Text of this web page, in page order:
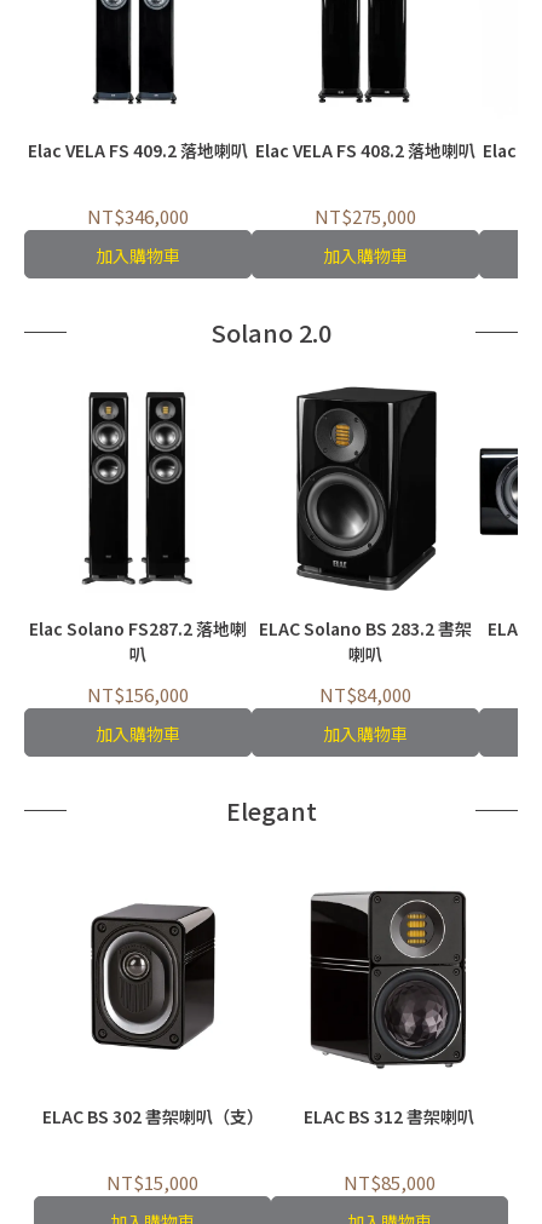
Elac VELA FS 409.2 落地喇叭
NT$346,000
加入購物車
Elac VELA FS 408.2 落地喇叭
NT$275,000
加入購物車
Elac
Solano 2.0
Elac Solano FS287.2 落地喇
叭
NT$156,000
加入購物車
ELAC Solano BS 283.2 書架
喇叭
NT$84,000
加入購物車
ELAC
Elegant
ELAC BS 302 書架喇叭（支）
NT$15,000
ELAC BS 312 書架喇叭
NT$85,000